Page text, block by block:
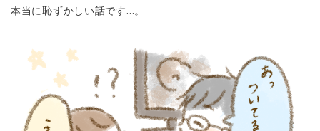
本当に恥ずかしい話です…。